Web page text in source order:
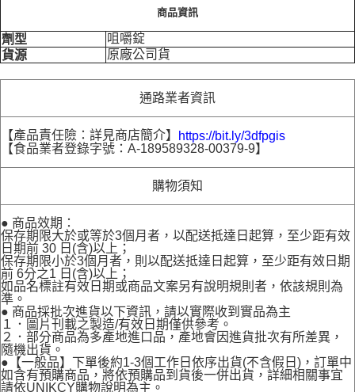
商品資訊
劑型
咀嚼錠
貨源
原廠公司貨
通路業者資訊
【產品責任險：詳見商店簡介】
https://bit.ly/3dfpgis
【食品業者登錄字號：A-189589328-00379-9】
購物須知
● 商品效期：
保存期限大於或等於3個月者，以配送抵達日起算，至少距有效
日期前 30 日(含)以上；
保存期限小於3個月者，則以配送抵達日起算，至少距有效日期
前 6分之1 日(含)以上；
如品名標註有效日期或商品文案另有說明規則者，依該規則為
準。
● 商品採批次進貨以下資訊，請以實際收到實品為主
１．圖片刊載之製造/有效日期僅供參考。
２．部分商品為多產地進口品，產地會因進貨批次有所差異，
隨機出貨。
●【一般品】下單後約1-3個工作日依序出貨(不含假日)，訂單中
如含有預購商品，將依預購品到貨後一併出貨，詳細相關事宜
請依UNIKCY購物說明為主。